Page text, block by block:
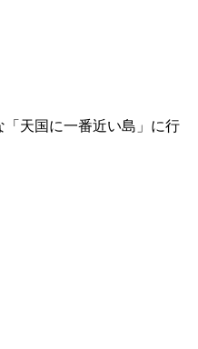
「天国に一番近い島」に行